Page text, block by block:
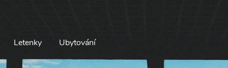
Letenky Ubytování